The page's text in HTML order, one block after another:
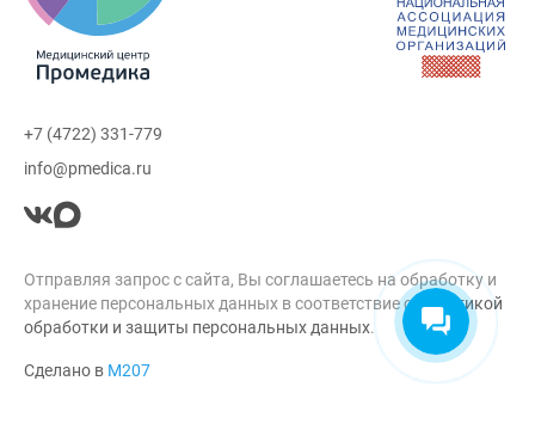
+7 (4722) 331-779
info@pmedica.ru
Отправляя запрос с сайта, Вы соглашаетесь на обработку и
хранение персональных данных в соответствие с Политикой
обработки и защиты персональных данных.
Сделано в М207